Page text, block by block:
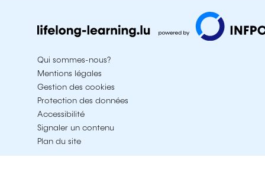
Qui sommes-nous?
Mentions légales
Gestion des cookies
Protection des données
Accessibilité
Signaler un contenu
Plan du site